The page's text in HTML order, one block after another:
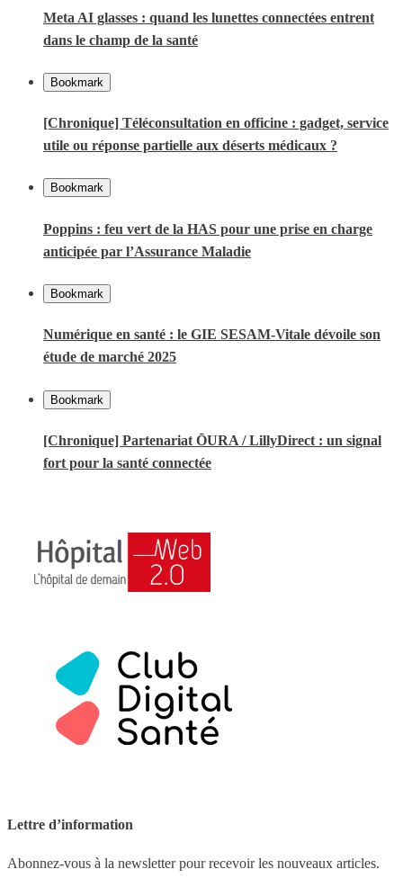
Meta AI glasses : quand les lunettes connectées entrent
dans le champ de la santé
Bookmark
[Chronique] Téléconsultation en officine : gadget, service
utile ou réponse partielle aux déserts médicaux ?
Bookmark
Poppins : feu vert de la HAS pour une prise en charge
anticipée par l’Assurance Maladie
Bookmark
Numérique en santé : le GIE SESAM-Vitale dévoile son
étude de marché 2025
Bookmark
[Chronique] Partenariat ŌURA / LillyDirect : un signal
fort pour la santé connectée
Lettre d’information
Abonnez-vous à la newsletter pour recevoir les nouveaux articles.